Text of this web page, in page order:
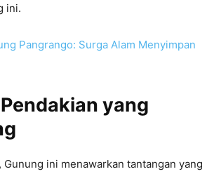
ini.
Pangrango: Surga Alam Menyimpan
yang
Gunung ini menawarkan tantangan yang